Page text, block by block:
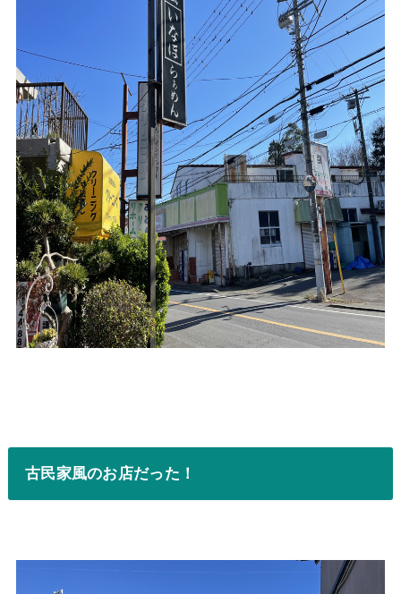
古民家風のお店だった！